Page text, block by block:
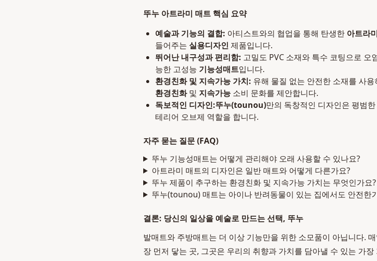
뚜누 아트라미 매트 핵심 요약
예술과 기능의 결합: 아티스트와의 협업을 통해 탄생한 아트라
들어주는 실용디자인 제품입니다.
뛰어난 내구성과 편리함: 고밀도 PVC 소재와 특수 코팅으로
능한 고성능 기능성매트입니다.
환경친화 및 지속가능 가치: 유해 물질 없는 안전한 소재를 사
환경친화및 지속가능 소비 문화를 제안합니다.
독보적인 디자인:뚜누(tounou)만의 독창적인 디자인은 평범
테리어 오브제 역할을 합니다.
자주 묻는 질문 (FAQ)
뚜누 기능성매트는 어떻게 관리해야 오래 사용할 수 있나요?
아트라미 매트의 디자인은 일반 매트와 어떻게 다른가요?
뚜누 제품이 추구하는 환경친화 및 지속가능 가치는 무엇인가요?
뚜누(tounou) 매트는 아이나 반려동물이 있는 집에서도 안전한
결론: 당신의 일상을 예술로 만드는 선택, 뚜누
발매트와 주방매트는 더 이상 기능만을 위한 소모품이 아닙니다.
장 먼저 닿는 곳, 그곳은 우리의 취향과 가치를 담아낼 수 있는 가